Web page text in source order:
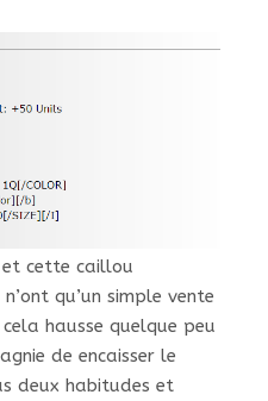
cette caillou
qu’un simple vente
hausse quelque peu
de encaisser le
deux habitudes et